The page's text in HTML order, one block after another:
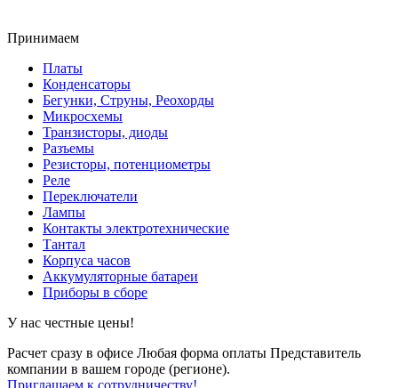
Принимаем
Платы
Конденсаторы
Бегунки, Струны, Реохорды
Микросхемы
Транзисторы, диоды
Разъемы
Резисторы, потенциометры
Реле
Переключатели
Лампы
Контакты электротехнические
Тантал
Корпуса часов
Аккумуляторные батареи
Приборы в сборе
У нас честные цены!
Расчет сразу в офисе Любая форма оплаты Представитель
компании в вашем городе (регионе).
Приглашаем к сотрудничеству!